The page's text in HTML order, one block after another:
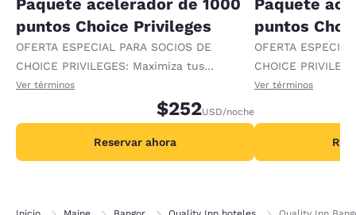
puntos Choice Privileges
OFERTA ESPECIAL PARA SOCIOS DE
CHOICE PRIVILEGES: Maximiza tus
recompensas al recibir 1000 puntos
Ver términos
$252USD/noche
Reservar ahora
puntos
OFERTA
CHOICE
recompensas al
Ver términos